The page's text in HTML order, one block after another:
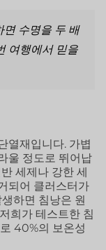
면 수명을 두 배
여행에서 믿을
열재입니다. 가볍
울 정도로 뛰어납
세제나 강한 세
되어 클러스터가
하면 침낭은 원
희가 테스트한 침
40%의 보온성